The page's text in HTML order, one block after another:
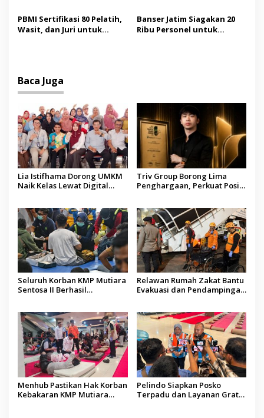
Dipenuhi, Evakuasi Terus
Berlanjut
Kebakaran KMP Mutiara
Sentosa II
PBMI Sertifikasi 80 Pelatih,
Wasit, dan Juri untuk
Banser Jatim Siagakan 20
Ribu Personel untuk
Baca Juga
Lia Istifhama Dorong UMKM
Naik Kelas Lewat Digital
Triv Group Borong Lima
Penghargaan, Perkuat Posisi
Seluruh Korban KMP Mutiara
Sentosa II Berhasil
Relawan Rumah Zakat Bantu
Evakuasi dan Pendampingan
Menhub Pastikan Hak Korban
Kebakaran KMP Mutiara
Pelindo Siapkan Posko
Terpadu dan Layanan Gratis